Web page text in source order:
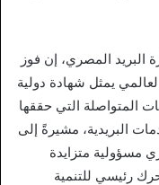
البريد المصري، إن فوز
يمثل شهادة دولية
المتواصلة التي حققها
البريدية، مشيرةً إلى
مسؤولية متزايدة
رئيسي للتنمية